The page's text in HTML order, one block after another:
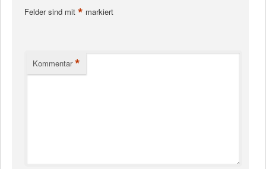
Felder sind mit * markiert
Kommentar *